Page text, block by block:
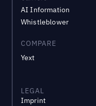
AI Information
Whistleblower
COMPARE
Yext
LEGAL
Imprint